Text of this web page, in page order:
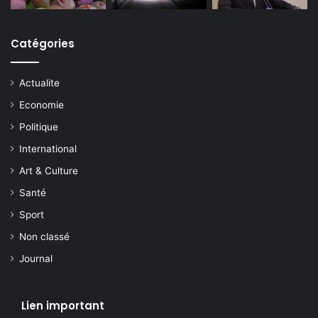
Catégories
Actualite
Economie
Politique
International
Art & Culture
Santé
Sport
Non classé
Journal
Lien important